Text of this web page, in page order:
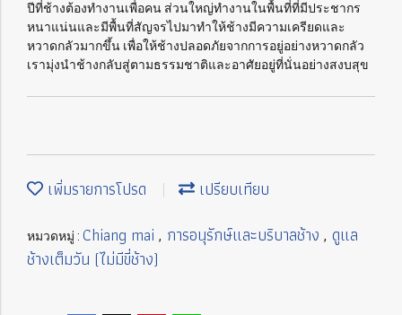
ปีที่ช้างต้องทำงานเพื่อคน ส่วนใหญ่ทำงานในพื้นที่ที่มีประชากร
หนาแน่นและมีพื้นที่สัญจรไปมาทำให้ช้างมีความเครียดและ
หวาดกลัวมากขึ้น เพื่อให้ช้างปลอดภัยจากการอยู่อย่างหวาดกลัว
เรามุ่งนำช้างกลับสู่ตามธรรมชาติและอาศัยอยู่ที่นั่นอย่างสงบสุข
เพิ่มรายการโปรด เปรียบเทียบ
หมวดหมู่ : Chiang mai , การอนุรักษ์และบริบาลช้าง , ดูแล
ช้างเต็มวัน (ไม่มีขี่ช้าง)